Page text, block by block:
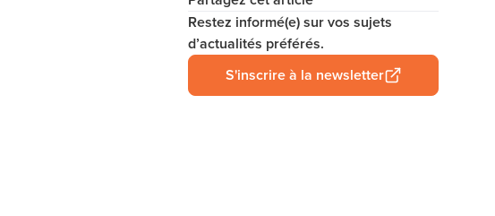
Restez informé(e) sur vos sujets
d’actualités préférés.
S'inscrire à la newsletter